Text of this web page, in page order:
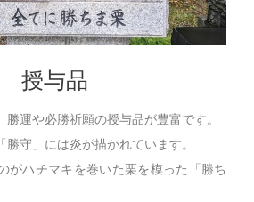
授与品
勝運や必勝祈願の授与品が豊富です。
勝守」には炎が描かれています。
がハチマキを巻いた栗を模った「勝ち